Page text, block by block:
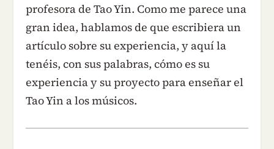
profesora de Tao Yin. Como me parece una
gran idea, hablamos de que escribiera un
artículo sobre su experiencia, y aquí la
tenéis, con sus palabras, cómo es su
experiencia y su proyecto para enseñar el
Tao Yin a los músicos.